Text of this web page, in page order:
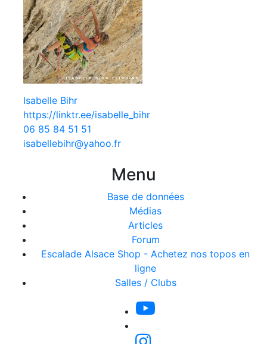
Isabelle Bihr
https://linktr.ee/isabelle_bihr
06 85 84 51 51
isabellebihr@yahoo.fr
Menu
Base de données
Médias
Articles
Forum
Escalade Alsace Shop - Achetez nos topos en
ligne
Salles / Clubs